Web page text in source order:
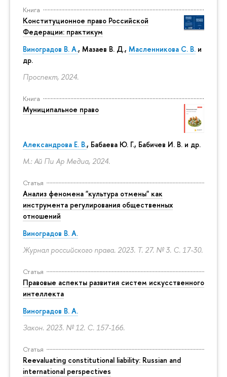
Книга
Конституционное право Российской
Федерации: практикум
Виноградов В. А., Мазаев В. Д., Масленникова С. В. и
др.
Проспект, 2024.
Книга
Муниципальное право
Александрова Е. В., Бабаева Ю. Г., Бабичев И. В. и др.
М.: Ай Пи Ар Медиа, 2024.
Статья
Анализ феномена "культура отмены" как
инструмента регулирования общественных
отношений
Виноградов В. А.
Журнал российского права. 2023. Т. 27. № 3. С. 17-30.
Статья
Правовые аспекты развития систем искусственного
интеллекта
Виноградов В. А.
Закон. 2023. № 12. С. 157-166.
Статья
Reevaluating constitutional liability: Russian and
international perspectives